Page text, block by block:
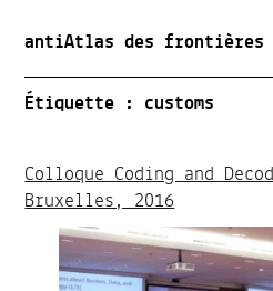
antiAtlas des frontières
Étiquette : customs
Colloque Coding and
Bruxelles, 2016